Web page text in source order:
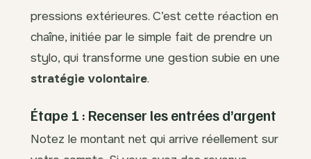
pressions extérieures. C’est cette réaction en
chaîne, initiée par le simple fait de prendre un
stylo, qui transforme une gestion subie en une
stratégie volontaire.
Étape 1 : Recenser les entrées d’argent
Notez le montant net qui arrive réellement sur